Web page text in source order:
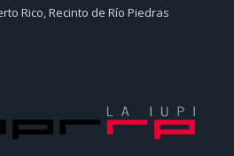
Rico, Recinto de Río Piedras